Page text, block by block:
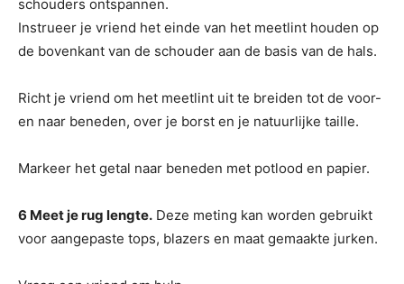
schouders ontspannen.
Instrueer je vriend het einde van het meetlint houden op
de bovenkant van de schouder aan de basis van de hals.
Richt je vriend om het meetlint uit te breiden tot de voor-
en naar beneden, over je borst en je natuurlijke taille.
Markeer het getal naar beneden met potlood en papier.
6 Meet je rug lengte. Deze meting kan worden gebruikt
voor aangepaste tops, blazers en maat gemaakte jurken.